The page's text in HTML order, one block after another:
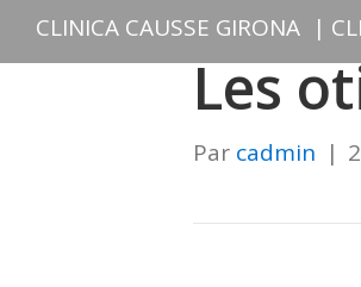
CLINICA CAUSSE GIRONA |
Les
Par cadmin |